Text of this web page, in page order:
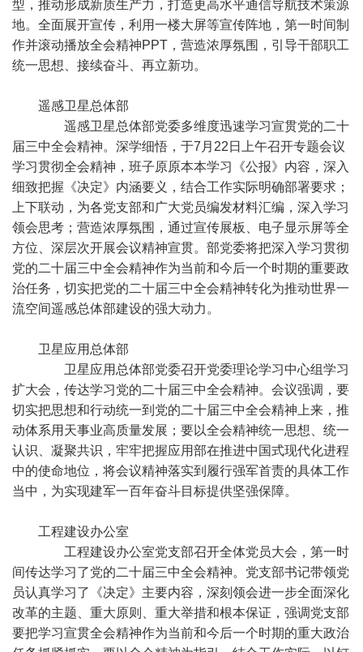
型，推动形成新质生产力，打造更高水平通信导航技术策源
地。全面展开宣传，利用一楼大屏等宣传阵地，第一时间制
作并滚动播放全会精神PPT，营造浓厚氛围，引导干部职工
统一思想、接续奋斗、再立新功。
遥感卫星总体部
遥感卫星总体部党委多维度迅速学习宣贯党的二十
届三中全会精神。深学细悟，于7月22日上午召开专题会议
学习贯彻全会精神，班子原原本本学习《公报》内容，深入
细致把握《决定》内涵要义，结合工作实际明确部署要求；
上下联动，为各党支部和广大党员编发材料汇编，深入学习
领会思考；营造浓厚氛围，通过宣传展板、电子显示屏等全
方位、深层次开展会议精神宣贯。部党委将把深入学习贯彻
党的二十届三中全会精神作为当前和今后一个时期的重要政
治任务，切实把党的二十届三中全会精神转化为推动世界一
流空间遥感总体部建设的强大动力。
卫星应用总体部
卫星应用总体部党委召开党委理论学习中心组学习
扩大会，传达学习党的二十届三中全会精神。会议强调，要
切实把思想和行动统一到党的二十届三中全会精神上来，推
动体系用天事业高质量发展；要以全会精神统一思想、统一
认识、凝聚共识，牢牢把握应用部在推进中国式现代化进程
中的使命地位，将会议精神落实到履行强军首责的具体工作
当中，为实现建军一百年奋斗目标提供坚强保障。
工程建设办公室
工程建设办公室党支部召开全体党员大会，第一时
间传达学习了党的二十届三中全会精神。党支部书记带领党
员认真学习了《决定》主要内容，深刻领会进一步全面深化
改革的主题、重大原则、重大举措和根本保证，强调党支部
要把学习宣贯全会精神作为当前和今后一个时期的重大政治